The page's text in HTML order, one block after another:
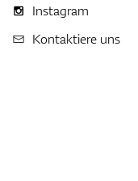
Instagram
Kontaktiere uns